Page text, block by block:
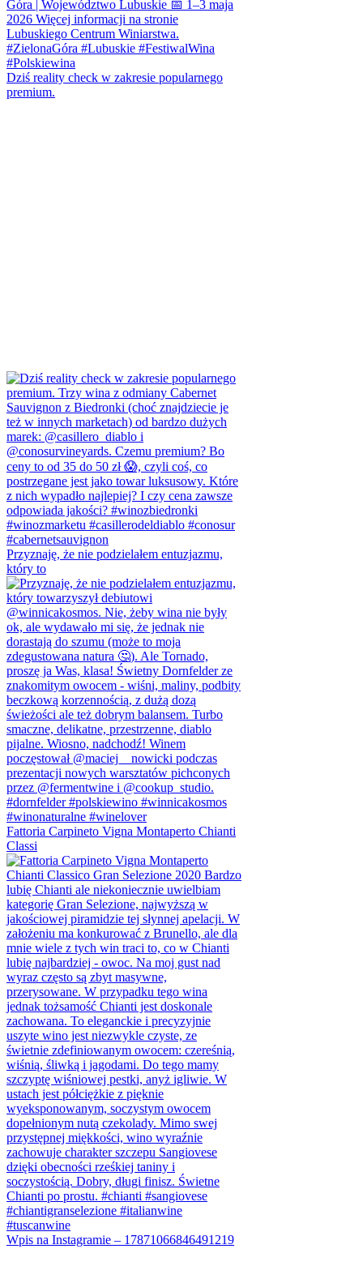
Dziś reality check w zakresie popularnego
premium.
Przyznaję, że nie podzielałem entuzjazmu,
który to
Fattoria Carpineto Vigna Montaperto Chianti
Classi
Wpis na Instagramie – 17871066846491219